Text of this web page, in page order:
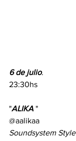
6 de julio.
23:30hs
"ALIKA "
@aalikaa
Soundsystem Style